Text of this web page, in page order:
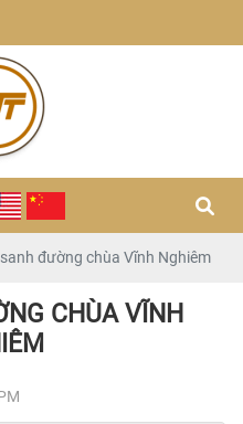
đường chùa Vĩnh Nghiêm
CHÙA VĨNH